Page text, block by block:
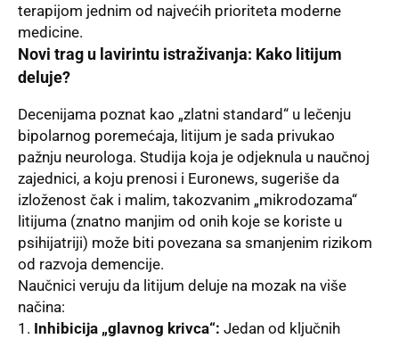
terapijom jednim od najvećih prioriteta moderne
medicine.
Novi trag u lavirintu istraživanja: Kako litijum
deluje?
Decenijama poznat kao „zlatni standard“ u lečenju
bipolarnog poremećaja, litijum je sada privukao
pažnju neurologa. Studija koja je odjeknula u naučnoj
zajednici, a koju prenosi i Euronews, sugeriše da
izloženost čak i malim, takozvanim „mikrodozama“
litijuma (znatno manjim od onih koje se koriste u
psihijatriji) može biti povezana sa smanjenim rizikom
od razvoja demencije.
Naučnici veruju da litijum deluje na mozak na više
načina:
Inhibicija „glavnog krivca“: Jedan od ključnih